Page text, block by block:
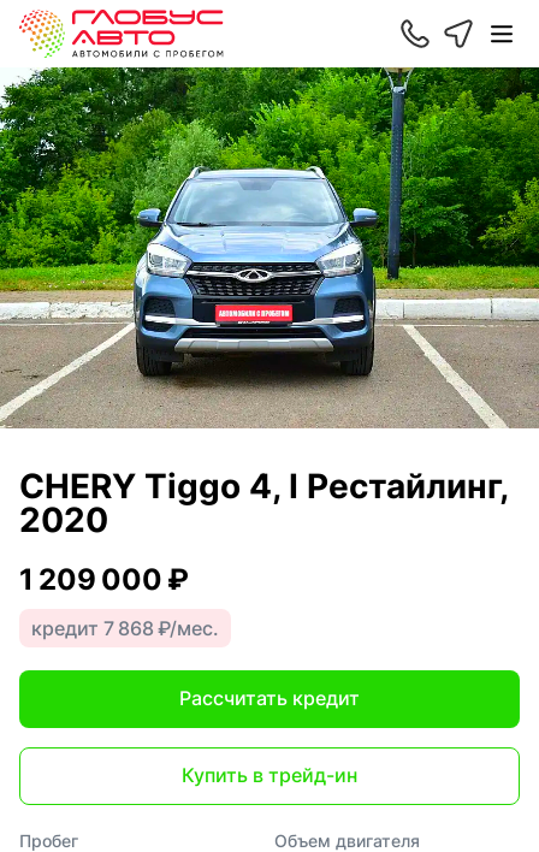
CHERY Tiggo 4, I Рестайлинг,
2020
1 209 000 ₽
кредит 7 868 ₽/мес.
Рассчитать кредит
Купить в трейд-ин
Пробег Объем двигателя